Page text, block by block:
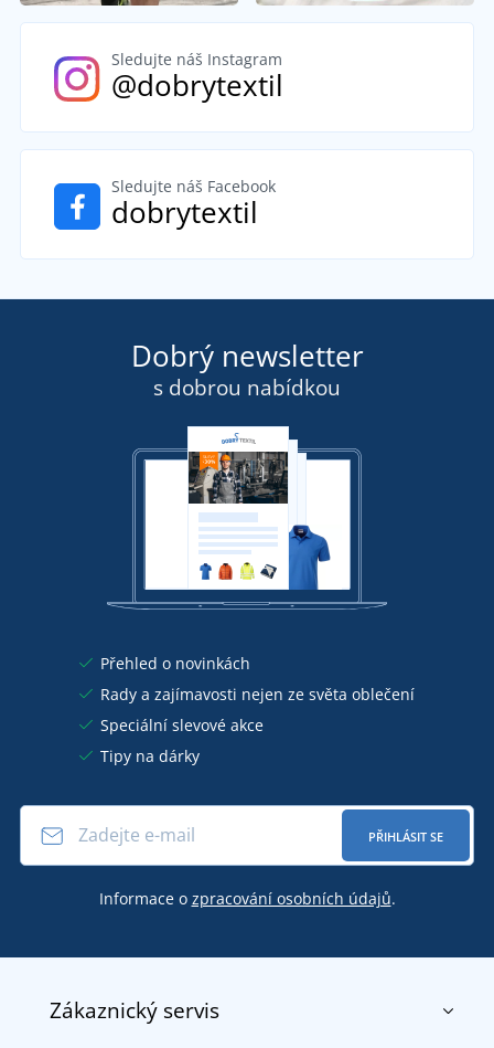
Sledujte náš Instagram
@dobrytextil
Sledujte náš Facebook
dobrytextil
Dobrý newsletter
s dobrou nabídkou
Přehled o novinkách
Rady a zajímavosti nejen ze světa oblečení
Speciální slevové akce
Tipy na dárky
PŘIHLÁSIT SE
Informace o zpracování osobních údajů.
Zákaznický servis